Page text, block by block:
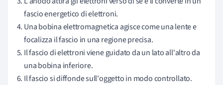
fascio energetico di elettroni.
Una bobina elettromagnetica agisce come una lente e
focalizza il fascio in una regione precisa.
Il fascio di elettroni viene guidato da un lato all'altro da
una bobina inferiore.
Il fascio si diffonde sull'oggetto in modo controllato.